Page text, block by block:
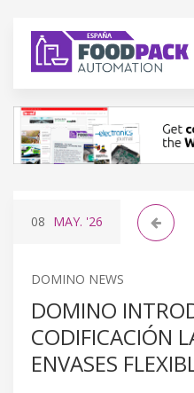
08 MAY. '26
DOMINO NEWS
DOMINO
CODIFICACIÓN
ENVASES